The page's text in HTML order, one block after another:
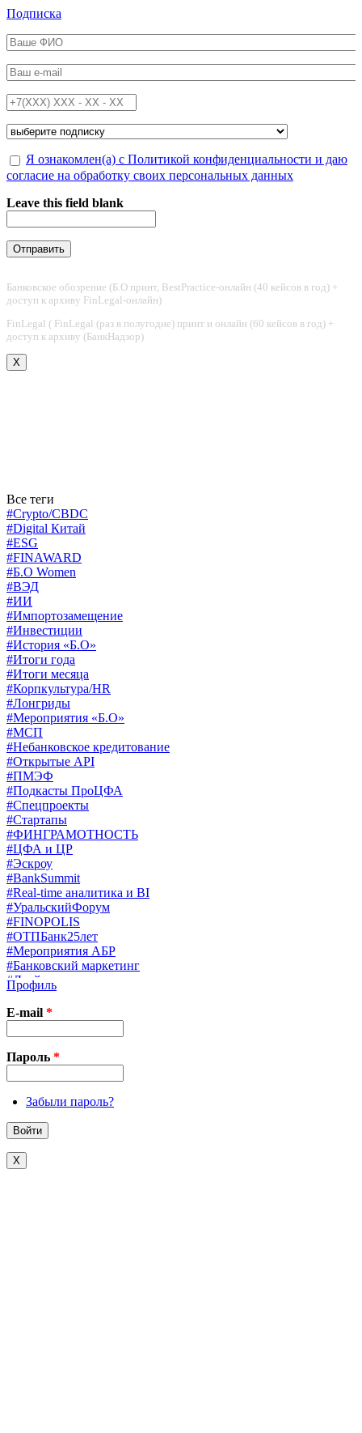
Перейти к основному содержанию
Подписка
ФИО*
Email*
Телефон*
Подписка на*
Обработка персональных данных*
Я ознакомлен(а) с Политикой конфиденциальности и даю
согласие на обработку своих персональных данных
Leave this field blank
Банковское обозрение (Б.О принт, BestPractice-онлайн (40 кейсов в год) +
доступ к архиву FinLegal-онлайн)
FinLegal ( FinLegal (раз в полугодие) принт и онлайн (60 кейсов в год) +
доступ к архиву (БанкНадзор)
X
Все теги
#Crypto/CBDC
#Digital Китай
#ESG
#FINAWARD
#Б.О Women
#ВЭД
#ИИ
#Импортозамещение
#Инвестиции
#История «Б.О»
#Итоги года
#Итоги месяца
#Корпкультура/HR
#Лонгриды
#Мероприятия «Б.О»
#МСП
#Небанковское кредитование
#Открытые API
#ПМЭФ
#Подкасты ПроЦФА
#Спецпроекты
#Стартапы
#ФИНГРАМОТНОСТЬ
#ЦФА и ЦР
#Эскроу
#BankSummit
#Real-time аналитика и BI
#УральскийФорум
#FINOPOLIS
#ОТПБанк25лет
#Мероприятия АБР
#Банковский маркетинг
#Драйверы страхования
#Финконгресс ЦБ
#PB&WM
#UX/CX
#Экосистемы
X
Профиль
E-mail *
Пароль *
Забыли пароль?
X